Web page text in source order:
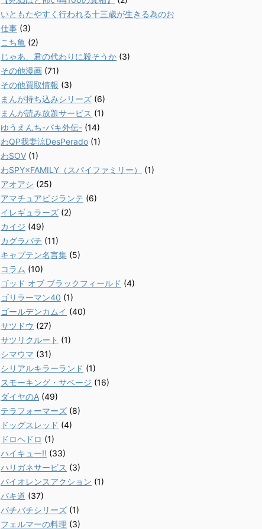
いともたやすく行われる十三歳が生きる為のお
仕事 (3)
こち亀 (2)
じゃあ、君の代わりに殺そうか (3)
その他漫画 (71)
その他買取情報 (3)
まんが持ち込みシリーズ (6)
まんが読み放題サービス (1)
ゆうえんち-バキ外伝- (14)
わQP我妻涼DesPerado (1)
わSOV (1)
わSPY×FAMILY（スパイファミリー）
(1)
アオアシ (25)
アマチュアビジランテ (6)
イレギュラーズ (2)
カイジ (49)
カグラバチ (11)
キャプテン名言集 (5)
コラム (10)
ゴッド オブ ブラックフィールド (4)
ゴリラーマン40 (1)
ゴールデンカムイ (40)
サツドウ (27)
サツリクルート (1)
シマウマ (31)
シリアルキラーランド (1)
スモーキング・サベージ (16)
ダイヤのA (49)
テラフォーマーズ (8)
ドッグスレッド (4)
ドロヘドロ (1)
ハイキュー!! (33)
ハリガネサービス (3)
バイオレンスアクション (1)
バキ道 (37)
バチバチシリーズ (1)
フェルマーの料理 (3)